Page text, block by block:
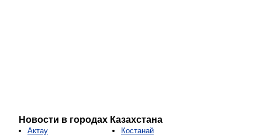
Новости в городах Казахстана
Актау
Костанай